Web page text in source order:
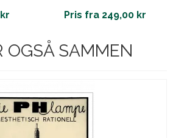
Pris fra 249,00 kr
OGSÅ SAMMEN